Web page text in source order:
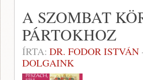
A SZOMBAT
PÁRTOKHOZ
ÍRTA: DR. FODOR ISTVÁN
DOLGAINK